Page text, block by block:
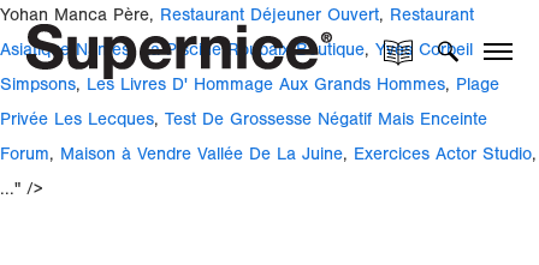
Yohan Manca Père, Restaurant Déjeuner Ouvert, Restaurant
Asiatique Nantes , La Piscine Roubaix Boutique, Yves Corbeil
Simpsons, Les Livres D' Hommage Aux Grands Hommes, Plage
Privée Les Lecques, Test De Grossesse Négatif Mais Enceinte
Forum, Maison à Vendre Vallée De La Juine, Exercices Actor Studio,
..." />